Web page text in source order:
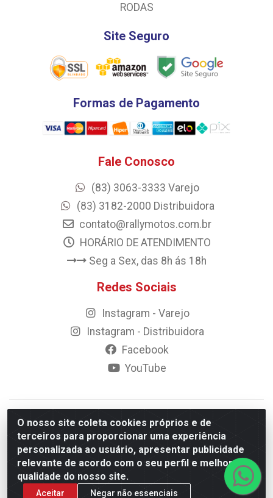
O nosso site coleta cookies próprios e de
terceiros para proporcionar uma experiência
personalizada ao usuário, apresentar publicidade
relevante de acordo com o seu perfil e melhorar a
qualidade do nosso site.
Aceitar Negar não essenciais
RODAS
Site Seguro
Formas de Pagamento
Fale Conosco
(83) 3063-3333 Varejo
(83) 3182-2000 Distribuidora
contato@rallymotos.com.br
HORÁRIO DE ATENDIMENTO
Seg a Sex, das 8h ás 18h
Redes Sociais
Instagram - Varejo
Instagram - Distribuidora
Facebook
YouTube
© 2023 Rally Motos - todos os direitos reservados.
Razão Social: Rally motos distribuidora, importadora e
transportadora de peças LTDA - CNPJ 09.262.859/0001-43 -
Rua Vigário Calixto 2900 - Catolé, Campina Grande/PB